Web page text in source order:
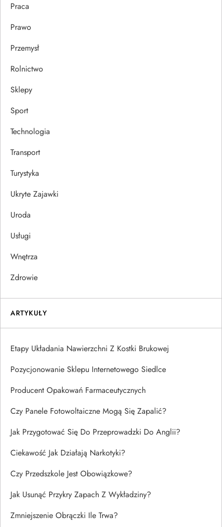
Praca
Prawo
Przemysł
Rolnictwo
Sklepy
Sport
Technologia
Transport
Turystyka
Ukryte Zajawki
Uroda
Usługi
Wnętrza
Zdrowie
ARTYKUŁY
Etapy Układania Nawierzchni Z Kostki Brukowej
Pozycjonowanie Sklepu Internetowego Siedlce
Producent Opakowań Farmaceutycznych
Czy Panele Fotowoltaiczne Mogą Się Zapalić?
Jak Przygotować Się Do Przeprowadzki Do Anglii?
Ciekawość Jak Działają Narkotyki?
Czy Przedszkole Jest Obowiązkowe?
Jak Usunąć Przykry Zapach Z Wykładziny?
Zmniejszenie Obrączki Ile Trwa?